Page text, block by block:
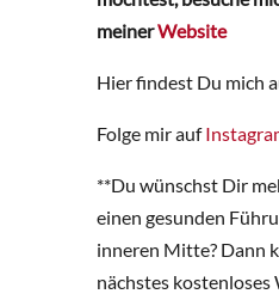
meinerWebsite
Hier findest Du mich
Folge mir auf
**Du wünschst Dir
einen gesunden
inneren Mitte? Dann
nächstes kostenloses